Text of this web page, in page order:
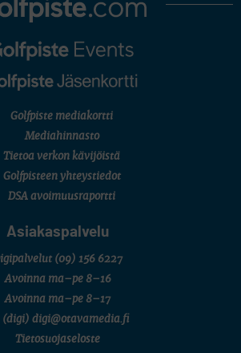
Championship
Amateur Stroke Play Championship
2026
Golf)
Golfpiste mediakortti
Mediahinnasto
Tietoa verkon kävijöistä
Golfpisteen yhteystiedot
DSA avoimuusraportti
Asiakaspalvelu
(09) 156 6227
Avoinna ma–pe 8–16
Avoinna ma–pe 8–17
(digi) digi@otavamedia.fi
Tietosuojaseloste